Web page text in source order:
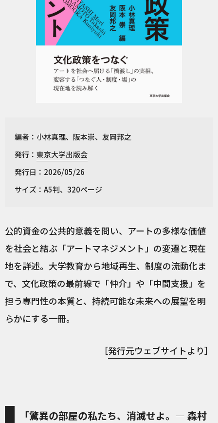
編者：小林真理、阪本崇、友岡邦之
発行： 東京大学出版会
発行日：2026/05/26
サイズ：A5判、320ページ
公的資金の公共的意義を問い、アートの多様な価値
を社会と結ぶ「アートマネジメント」の変遷と現在
地を詳述。大学教育から地域再生、制度の流動化ま
で、文化政策の最前線で「仲介」や「中間支援」を
担う専門性の本質と、持続可能な未来への展望を明
らかにする一冊。
［発行元ウェブサイトより］
「驚異の部屋の私たち、消滅せよ。— 森村